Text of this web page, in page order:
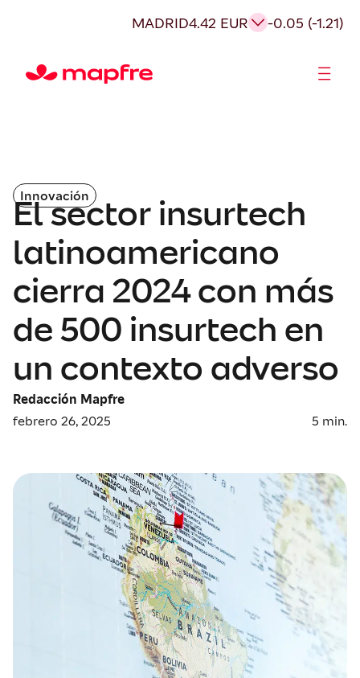
MADRID4.42 EUR -0.05 (-1.21)
Innovación
El sector insurtech
latinoamericano
cierra 2024 con más
de 500 insurtech en
un contexto adverso
Redacción Mapfre
febrero 26, 2025
5 min.